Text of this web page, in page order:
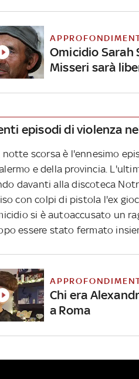
Omicidio Sarah
Misseri sarà
episodi di violenza
notte scorsa è l'ennesimo
e della provincia.
davanti alla discoteca
con colpi di pistola l'ex
si è autoaccusato un
essere stato fermato
Chi era
a Roma